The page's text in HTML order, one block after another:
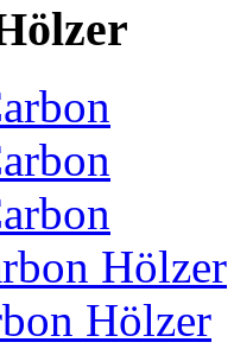
Hölzer
Hölzer